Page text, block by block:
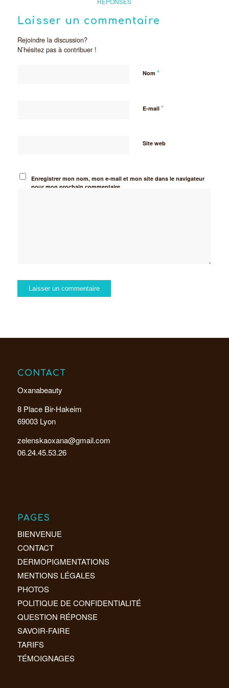
Laisser un commentaire
Rejoindre la discussion?
N’hésitez pas à contribuer !
Nom *
E-mail *
Site web
Enregistrer mon nom, mon e-mail et mon site dans le navigateur
pour mon prochain commentaire.
CONTACT
Oxanabeauty
8 Place Bir-Hakeim
69003 Lyon
zelenskaoxana@gmail.com
06.24.45.53.26
PAGES
BIENVENUE
CONTACT
DERMOPIGMENTATIONS
MENTIONS LÉGALES
PHOTOS
POLITIQUE DE CONFIDENTIALITÉ
QUESTION RÉPONSE
SAVOIR-FAIRE
TARIFS
TÉMOIGNAGES